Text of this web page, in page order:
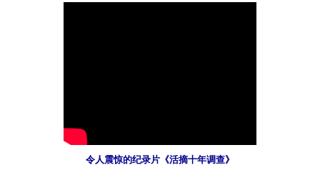
令人震惊的纪录片《活摘十年调查》